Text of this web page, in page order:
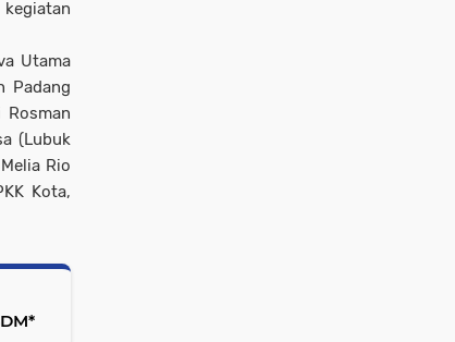
Utama
Padang
Rosman
(Lubuk
Rio
Kota,